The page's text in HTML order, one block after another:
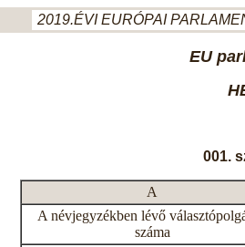
2019.ÉVI EURÓPAI
EU
001.
A
A névjegyzékben lévő
száma